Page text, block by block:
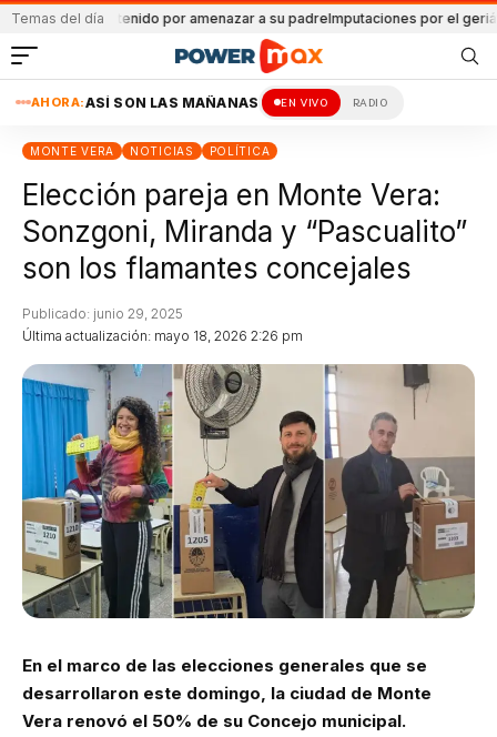
Temas del díaDetenido por amenazar a su padre Imputaciones por el geriátrico
AHORA:ASÍ SON LAS MAÑANAS EN VIVO RADIO
MONTE VERA NOTICIAS POLÍTICA
Elección pareja en Monte Vera:
Sonzgoni, Miranda y “Pascualito”
son los flamantes concejales
Última actualización: mayo 18, 2026 2:26 pm
Publicado: junio 29, 2025
En el marco de las elecciones generales que se
desarrollaron este domingo, la ciudad de Monte
Vera renovó el 50% de su Concejo municipal.